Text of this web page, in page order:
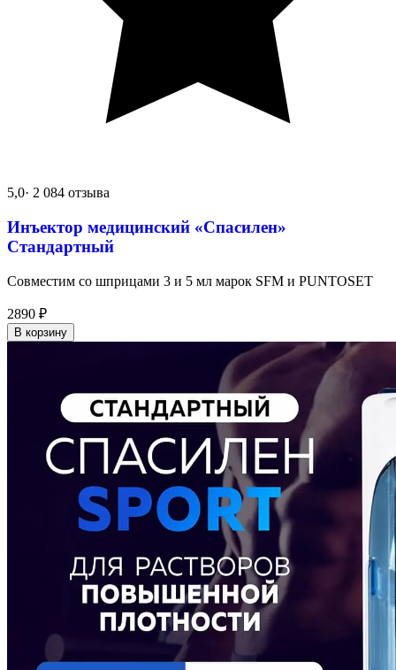
5,0· 2 084 отзыва
Инъектор медицинский «Спасилен»
Стандартный
Совместим со шприцами 3 и 5 мл марок SFM и PUNTOSET
2890 ₽
В корзину